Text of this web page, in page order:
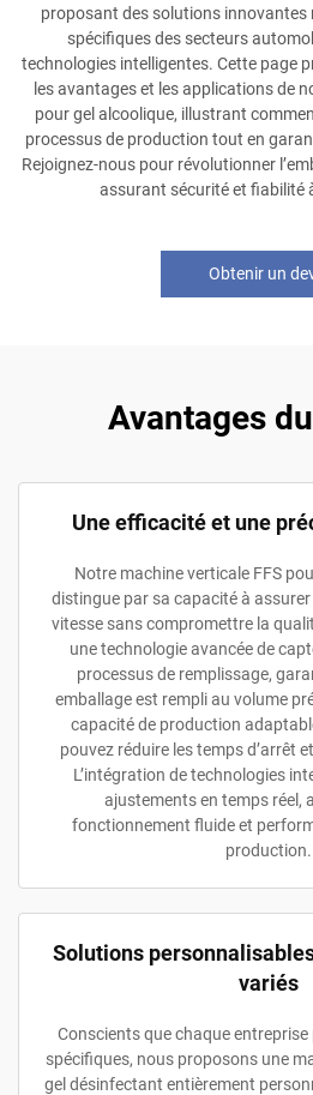
proposant des solutions innovantes
spécifiques des secteurs
technologies intelligentes. Cette page
les avantages et les applications de
pour gel alcoolique, illustrant
processus de production tout en
Rejoignez-nous pour révolutionner
assurant sécurité et fiabilité
Obtenir un
Avantages
Une efficacité et une
Notre machine verticale FFS
distingue par sa capacité à
vitesse sans compromettre la
une technologie avancée de
processus de remplissage,
emballage est rempli au volume
capacité de production
pouvez réduire les temps d’arrêt
L’intégration de technologies
ajustements en temps réel,
fonctionnement fluide et
production.
Solutions
variés
Conscients que chaque entreprise
spécifiques, nous proposons une
gel désinfectant entièrement